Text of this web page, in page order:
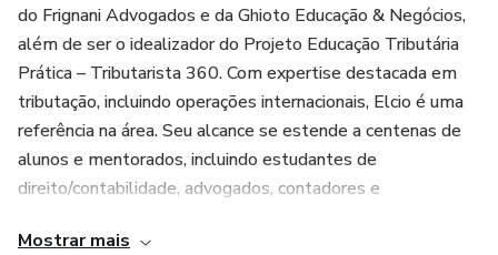
do Frignani Advogados e da Ghioto Educação & Negócios,
além de ser o idealizador do Projeto Educação Tributária
Prática – Tributarista 360. Com expertise destacada em
tributação, incluindo operações internacionais, Elcio é uma
referência na área. Seu alcance se estende a centenas de
alunos e mentorados, incluindo estudantes de
direito/contabilidade, advogados, contadores e
Mostrar mais